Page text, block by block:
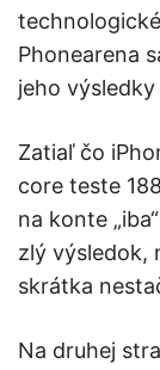
Phonearena
jeho
Zatiaľ čo
core teste
na konte
zlý výsledok,
skrátka
Na druhej